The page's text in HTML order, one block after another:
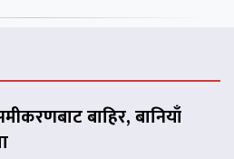
बाहिर, बानियाँ